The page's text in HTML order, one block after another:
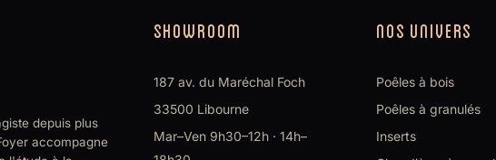
depuis plus
accompagne
SHOWROOM
187 av. du Maréchal Foch
33500 Libourne
Mar–Ven 9h30–12h · 14h–
NOS UNIVERS
Poêles à bois
Poêles à granulés
Inserts